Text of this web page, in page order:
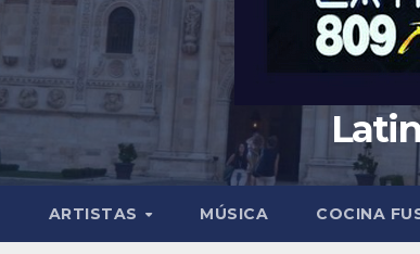
ARTISTAS MÚSICA COCINA